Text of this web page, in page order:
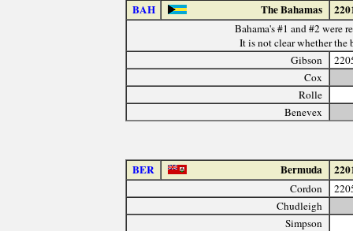
BAH The Bahamas
Bahama's #1 and #2 were
It is not clear whether the
Gibson
Cox
Rolle
Benevex
BER Bermuda
Cordon
Chudleigh
Simpson